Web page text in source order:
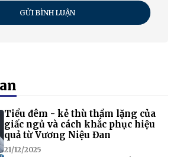
GỬI BÌNH LUẬN
Tiểu đêm - kẻ thù thầm lặng của
giấc ngủ và cách khắc phục hiệu
quả từ Vương Niệu Đan
21/12/2025